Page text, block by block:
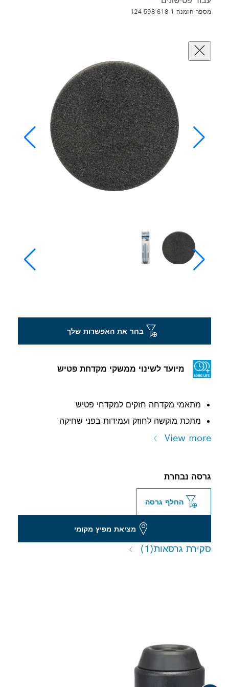
מספר הזמנה 1 618 598 124
מיועד לשינוי ממשקי מקדחת פטיש
מתאמי מקדחה חזקים למקדחי פטיש
מתכת מוקשה לחוזק ועמידות בפני שחיקה
View more
בחר את האפשרות שלך
גרסה נבחרת
החלף גרסה
מציאת מפיץ מקומי
סקירת גרסאות(1)